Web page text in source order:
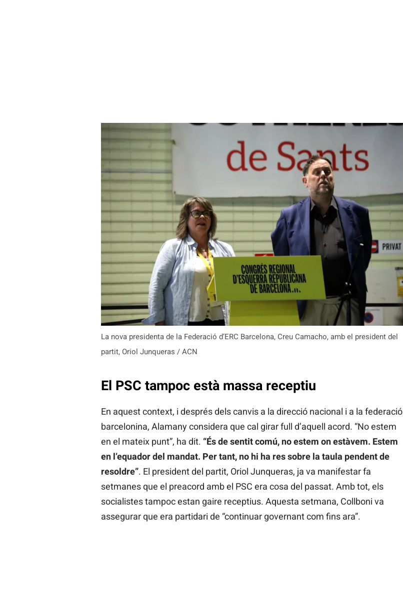
La nova presidenta de la Federació d’ERC Barcelona, Creu Camacho, amb el president del
partit, Oriol Junqueras / ACN
El PSC tampoc està massa receptiu
En aquest context, i després dels canvis a la direcció nacional i a la federació
barcelonina, Alamany considera que cal girar full d’aquell acord. “No estem
en el mateix punt”, ha dit. “És de sentit comú, no estem on estàvem. Estem
en l’equador del mandat. Per tant, no hi ha res sobre la taula pendent de
resoldre”. El president del partit, Oriol Junqueras, ja va manifestar fa
setmanes que el preacord amb el PSC era cosa del passat. Amb tot, els
socialistes tampoc estan gaire receptius. Aquesta setmana, Collboni va
assegurar que era partidari de “continuar governant com fins ara”.